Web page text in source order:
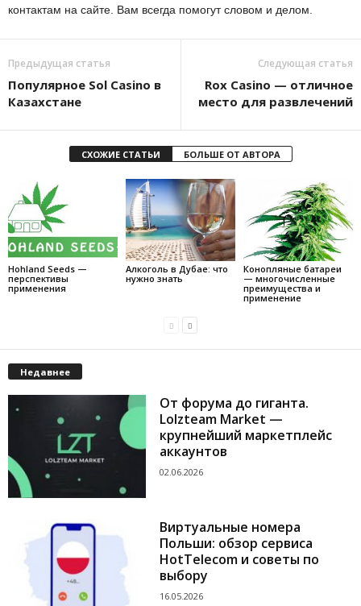
контактам на сайте. Вам всегда помогут словом и делом.
Предыдущая статья
Популярное Sol Casino в
Казахстане
Следующая статья
Rox Casino — отличное
место для развлечений
СХОЖИЕ СТАТЬИ БОЛЬШЕ ОТ АВТОРА
Hohland Seeds —
перспективы
применения
Алкоголь в Дубае: что
нужно знать
Конопляные батареи
— многочисленные
преимущества и
применение
Недавнее
От форума до гиганта.
Lolzteam Market —
крупнейший маркетплейс
аккаунтов
02.06.2026
Виртуальные номера
Польши: обзор сервиса
HotTelecom и советы по
выбору
16.05.2026